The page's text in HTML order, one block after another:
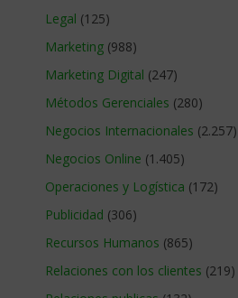
Legal (125)
Marketing (988)
Marketing Digital (247)
Métodos Gerenciales (280)
Negocios Internacionales (2.257)
Negocios Online (1.405)
Operaciones y Logística (172)
Publicidad (306)
Recursos Humanos (865)
Relaciones con los clientes (219)